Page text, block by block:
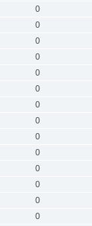
0
0
0
0
0
0
0
0
0
0
0
0
0
0